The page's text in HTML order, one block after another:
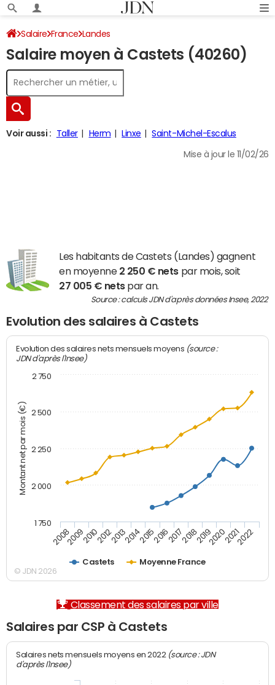
Salaire France Landes
Salaire moyen à Castets (40260)
Voir aussi : Taller Herm Linxe Saint-Michel-Escalus
Mise à jour le 11/02/26
Les habitants de Castets (Landes) gagnent
en moyenne 2 250 € netspar mois, soit
27 005 € netspar an.
Source : calculs JDN d'après données Insee, 2022
Evolution des salaires à Castets
Montant net par mois (€)
Evolution des salaires nets mensuels moyens (source :
JDN d'après l'Insee)
Castets Moyenne France
20082009201020122013201420152016201720182019202020212022
1 750
2 000
2 250
2 500
2 750
© JDN 2026
Classement des salaires par ville
Salaires par CSP à Castets
Salaires nets mensuels moyens en 2022 (source : JDN
d'après l'Insee)